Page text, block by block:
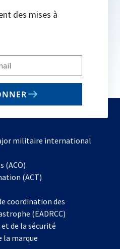
des mises à
militaire international
(ACO)
dans
nouvel
onglet
(ACT)
coordination des
(EADRCC)
et de la sécurité
la marque